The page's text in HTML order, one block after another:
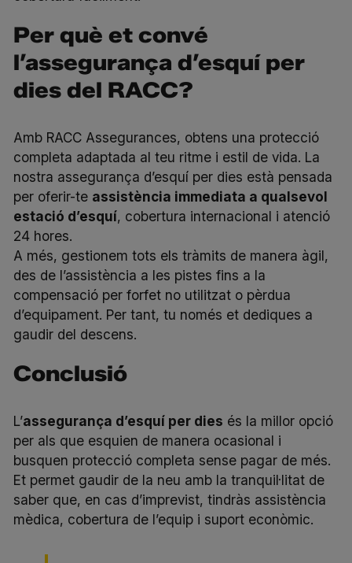
Per què et convé
l’assegurança d’esquí per
dies del RACC?
Amb RACC Assegurances, obtens una protecció
completa adaptada al teu ritme i estil de vida. La
nostra assegurança d’esquí per dies està pensada
per oferir-te assistència immediata a qualsevol
estació d’esquí, cobertura internacional i atenció
24 hores.
A més, gestionem tots els tràmits de manera àgil,
des de l’assistència a les pistes fins a la
compensació per forfet no utilitzat o pèrdua
d’equipament. Per tant, tu només et dediques a
gaudir del descens.
Conclusió
L’assegurança d’esquí per dies és la millor opció
per als que esquien de manera ocasional i
busquen protecció completa sense pagar de més.
Et permet gaudir de la neu amb la tranquil·litat de
saber que, en cas d’imprevist, tindràs assistència
mèdica, cobertura de l’equip i suport econòmic.